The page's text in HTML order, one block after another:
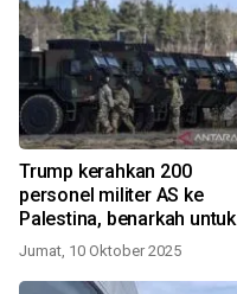
Trump kerahkan 200
personel militer AS ke
Palestina, benarkah untuk
pantau gencatan senjata
Gaza?
Jumat, 10 Oktober 2025